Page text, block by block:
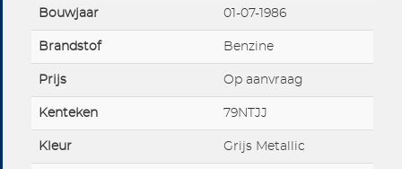
Bouwjaar 01-07-1986
Brandstof Benzine
Prijs Op aanvraag
Kenteken 79NTJJ
Kleur Grijs Metallic